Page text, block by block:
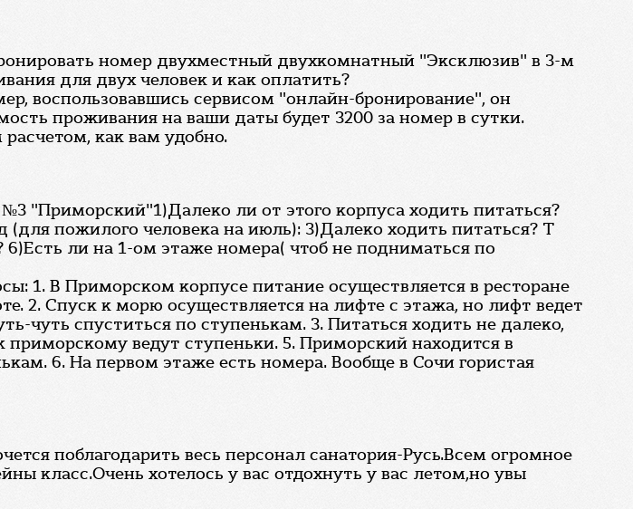
номер двухместный двухкомнатный "Эксклюзив" в 3-м
для двух человек и как оплатить?
воспользовавшись сервисом "онлайн-бронирование", он
проживания на ваши даты будет 3200 за номер в сутки.
как вам удобно.
"Приморский"1)Далеко ли от этого корпуса ходить питаться?
пожилого человека на июль): 3)Далеко ходить питаться? Т
ли на 1-ом этаже номера( чтоб не подниматься по
1. В Приморском корпусе питание осуществляется в ресторане
2. Спуск к морю осуществляется на лифте с этажа, но лифт ведет
чуть спуститься по ступенькам. 3. Питаться ходить не далеко,
ведут ступеньки. 5. Приморский находится в
6. На первом этаже есть номера. Вообще в Сочи гористая
поблагодарить весь персонал санатория-Русь.Всем огромное
класс.Очень хотелось у вас отдохнуть у вас летом,но увы